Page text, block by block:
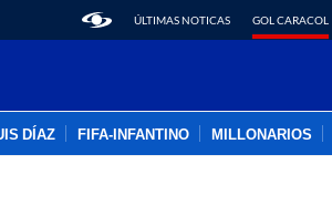
ÚLTIMAS NOTICAS GOL CARACOL
DÍAZ FIFA-INFANTINO MILLONARIOS